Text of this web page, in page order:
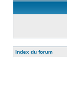
Index du forum